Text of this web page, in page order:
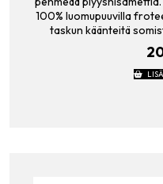
100% luomupuuvilla
taskun käänteitä